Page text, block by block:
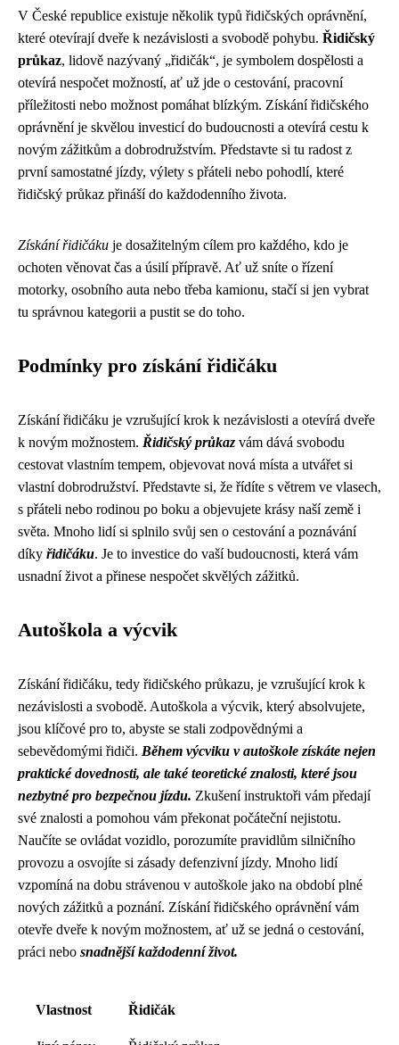
V České republice existuje několik typů řidičských oprávnění,
které otevírají dveře k nezávislosti a svobodě pohybu. Řidičský
průkaz, lidově nazývaný „řidičák“, je symbolem dospělosti a
otevírá nespočet možností, ať už jde o cestování, pracovní
příležitosti nebo možnost pomáhat blízkým. Získání řidičského
oprávnění je skvělou investicí do budoucnosti a otevírá cestu k
novým zážitkům a dobrodružstvím. Představte si tu radost z
první samostatné jízdy, výlety s přáteli nebo pohodlí, které
řidičský průkaz přináší do každodenního života.
Získání řidičáku je dosažitelným cílem pro každého, kdo je
ochoten věnovat čas a úsilí přípravě. Ať už sníte o řízení
motorky, osobního auta nebo třeba kamionu, stačí si jen vybrat
tu správnou kategorii a pustit se do toho.
Podmínky pro získání řidičáku
Získání řidičáku je vzrušující krok k nezávislosti a otevírá dveře
k novým možnostem. Řidičský průkaz vám dává svobodu
cestovat vlastním tempem, objevovat nová místa a utvářet si
vlastní dobrodružství. Představte si, že řídíte s větrem ve vlasech,
s přáteli nebo rodinou po boku a objevujete krásy naší země i
světa. Mnoho lidí si splnilo svůj sen o cestování a poznávání
díky řidičáku. Je to investice do vaší budoucnosti, která vám
usnadní život a přinese nespočet skvělých zážitků.
Autoškola a výcvik
Získání řidičáku, tedy řidičského průkazu, je vzrušující krok k
nezávislosti a svobodě. Autoškola a výcvik, který absolvujete,
jsou klíčové pro to, abyste se stali zodpovědnými a
sebevědomými řidiči. Během výcviku v autoškole získáte nejen
praktické dovednosti, ale také teoretické znalosti, které jsou
nezbytné pro bezpečnou jízdu. Zkušení instruktoři vám předají
své znalosti a pomohou vám překonat počáteční nejistotu.
Naučíte se ovládat vozidlo, porozumíte pravidlům silničního
provozu a osvojíte si zásady defenzivní jízdy. Mnoho lidí
vzpomíná na dobu strávenou v autoškole jako na období plné
nových zážitků a poznání. Získání řidičského oprávnění vám
otevře dveře k novým možnostem, ať už se jedná o cestování,
práci nebo snadnější každodenní život.
Vlastnost Řidičák